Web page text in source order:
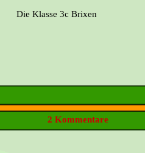
Die Klasse 3c Brixen
2 Kommentare